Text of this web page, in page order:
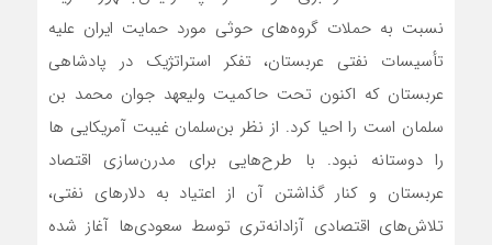
نسبت به حملات گروه‌های حوثی مورد حمایت ایران علیه
تأسیسات نفتی عربستان، تفکر استراتژیک در پادشاهی
عربستان که اکنون تحت حاکمیت ولیعهد جوان محمد بن
سلمان است را احیا کرد. از نظر بن‌سلمان غیبت آمریکایی ها
را دوستانه نبود. با طرح‌هایی برای مدرن‌سازی اقتصاد
عربستان و کنار گذاشتن آن از اعتیاد به دلارهای نفتی،
تلاش‌های اقتصادی آزادانه‌تری توسط سعودی‌ها آغاز شده